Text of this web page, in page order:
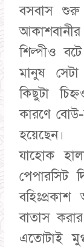
বসবাস শুরু
শিল্পীও
মানুষ
কিছুটা
কারণে বোউ-
হয়েছেন।
যাহোক
পেপারসিট
বাতাস
এতোটাই